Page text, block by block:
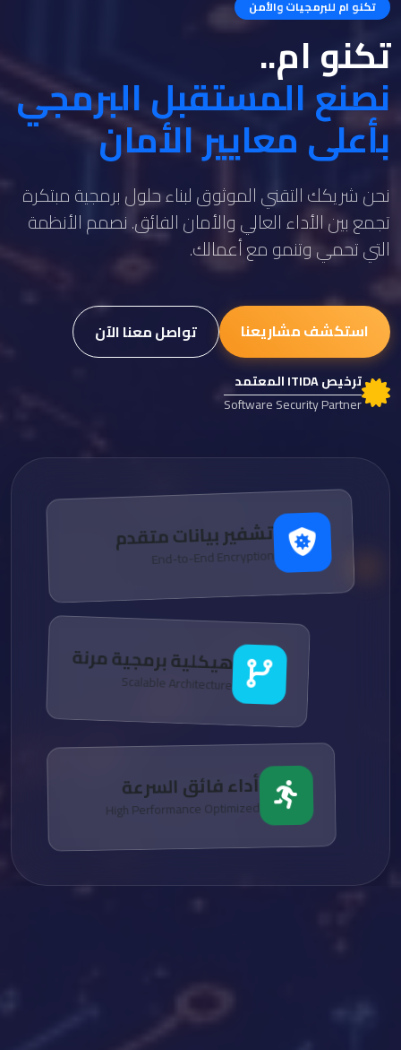
تكنو ام للبرمجيات والأمن
تكنو ام..
نصنع المستقبل البرمجي
بأعلى معايير الأمان
نحن شريكك التقني الموثوق لبناء حلول برمجية مبتكرة
تجمع بين الأداء العالي والأمان الفائق. نصمم الأنظمة
التي تحمي وتنمو مع أعمالك.
استكشف مشاريعنا تواصل معنا الآن
ترخيص ITIDA المعتمد
Software Security Partner
تشفير بيانات متقدم
End-to-End Encryption
هيكلية برمجية مرنة
Scalable Architecture
أداء فائق السرعة
High Performance Optimized